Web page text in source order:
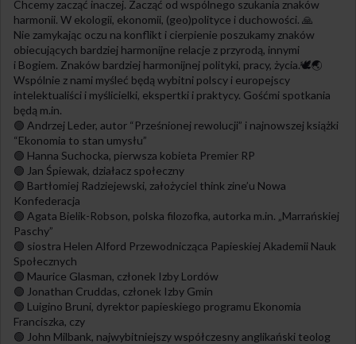
Chcemy zacząć inaczej. Zacząć od wspólnego szukania znaków
harmonii. W ekologii, ekonomii, (geo)polityce i duchowości. 🙏
Nie zamykając oczu na konflikt i cierpienie poszukamy znaków
obiecujących bardziej harmonijne relacje z przyrodą, innymi
i Bogiem. Znaków bardziej harmonijnej polityki, pracy, życia.🕊🌏
Wspólnie z nami myśleć będą wybitni polscy i europejscy
intelektualiści i myślicielki, ekspertki i praktycy. Gośćmi spotkania
będą m.in.
🟢 Andrzej Leder, autor “Prześnionej rewolucji” i najnowszej książki
“Ekonomia to stan umysłu”
🟢 Hanna Suchocka, pierwsza kobieta Premier RP
🟢 Jan Śpiewak, działacz społeczny
🟢 Bartłomiej Radziejewski, założyciel think zine’u Nowa
Konfederacja
🟢 Agata Bielik-Robson, polska filozofka, autorka m.in. „Marrańskiej
Paschy”
🟢 siostra Helen Alford Przewodnicząca Papieskiej Akademii Nauk
Społecznych
🟢 Maurice Glasman, członek Izby Lordów
🟢 Jonathan Cruddas, członek Izby Gmin
🟢 Luigino Bruni, dyrektor papieskiego programu Ekonomia
Franciszka, czy
🟢 John Milbank, najwybitniejszy współczesny anglikański teolog